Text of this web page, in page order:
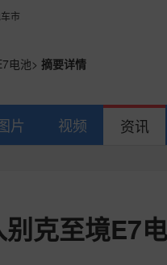
市
电池> 摘要详情
片 视频 资讯
克至境E7